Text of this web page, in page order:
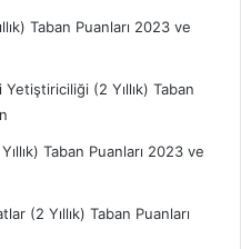
Taban Puanları 2023 ve
(2 Yıllık) Taban
Taban Puanları 2023 ve
(2 Yıllık) Taban Puanları